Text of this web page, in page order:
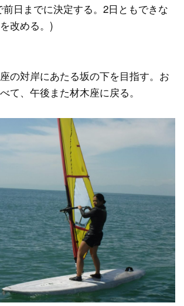
日までに決定する。2日ともできな
改める。)
の対岸にあたる坂の下を目指す。お
て、午後また材木座に戻る。